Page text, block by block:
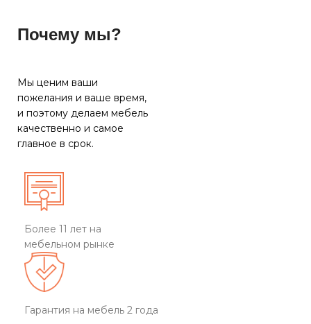
Почему мы?
Мы ценим ваши
пожелания и ваше время,
и поэтому делаем мебель
качественно и самое
главное в срок.
Более 11 лет на
мебельном рынке
Гарантия на мебель 2 года